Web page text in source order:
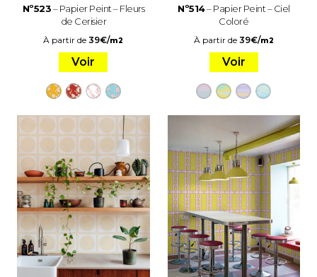
Nº523– Papier Peint – Fleurs
de Cerisier
À partir de39€/m2
Voir
Nº514– Papier Peint – Ciel
Coloré
À partir de 39€/m2
Voir